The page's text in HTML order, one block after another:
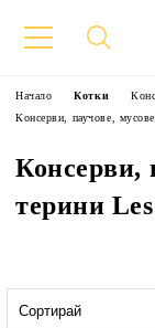
Начало Котки
Консерви, паучове,
Консерви,
терини